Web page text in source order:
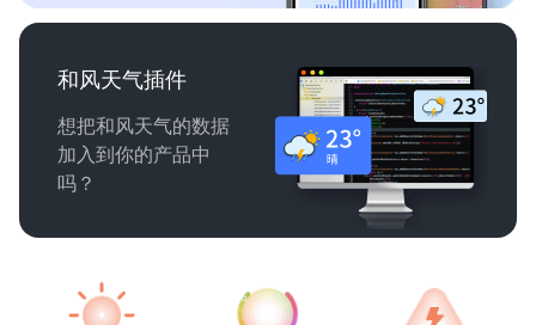
和风天气插件
想把和风天气的数据
加入到你的产品中
吗？